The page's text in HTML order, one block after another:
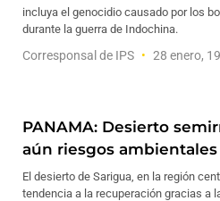
incluya el genocidio causado por los
durante la guerra de Indochina.
Corresponsal de IPS 28 enero,
PANAMA: Desierto
aún riesgos ambientales
El desierto de Sarigua, en la región
tendencia a la recuperación gracias a